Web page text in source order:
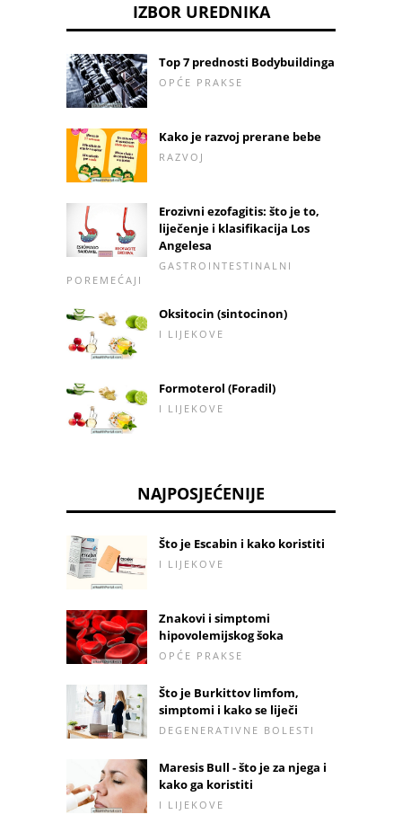
IZBOR UREDNIKA
Top 7 prednosti Bodybuildinga
OPĆE PRAKSE
Kako je razvoj prerane bebe
RAZVOJ
Erozivni ezofagitis: što je to,
liječenje i klasifikacija Los
Angelesa
GASTROINTESTINALNI
POREMEĆAJI
Oksitocin (sintocinon)
I LIJEKOVE
Formoterol (Foradil)
I LIJEKOVE
NAJPOSJEĆENIJE
Što je Escabin i kako koristiti
I LIJEKOVE
Znakovi i simptomi
hipovolemijskog šoka
OPĆE PRAKSE
Što je Burkittov limfom,
simptomi i kako se liječi
DEGENERATIVNE BOLESTI
Maresis Bull - što je za njega i
kako ga koristiti
I LIJEKOVE